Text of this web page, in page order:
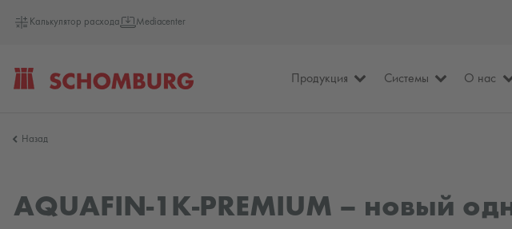
Калькулятор расхода Mediacenter
Продукция Системы О нас
Назад
AQUAFIN-1K-PREMIUM – новый